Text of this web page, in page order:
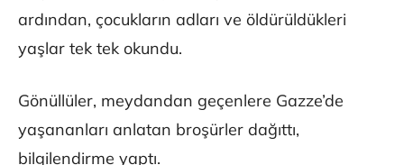
ardından, çocukların adları ve öldürüldükleri
yaşlar tek tek okundu.
Gönüllüler, meydandan geçenlere Gazze’de
yaşananları anlatan broşürler dağıttı,
bilgilendirme yaptı.